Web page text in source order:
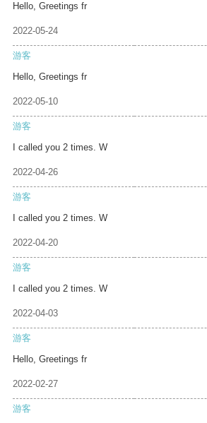
Hello, Greetings fr
2022-05-24
游客
Hello, Greetings fr
2022-05-10
游客
I called you 2 times. W
2022-04-26
游客
I called you 2 times. W
2022-04-20
游客
I called you 2 times. W
2022-04-03
游客
Hello, Greetings fr
2022-02-27
游客